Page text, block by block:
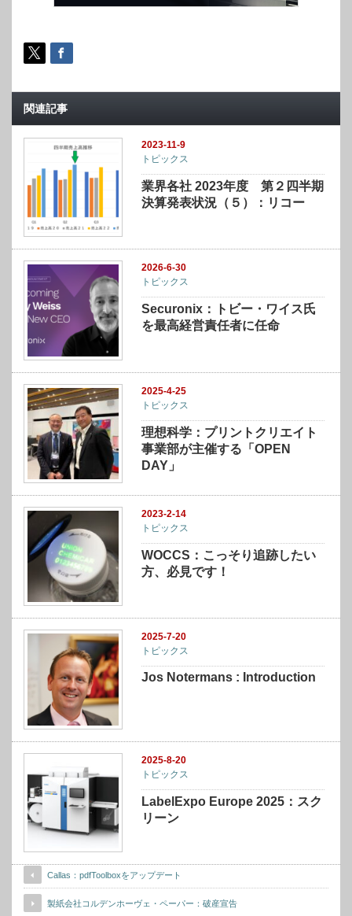
関連記事
2023-11-9
トピックス
業界各社 2023年度 第２四半期
決算発表状況（５）：リコー
2026-6-30
トピックス
Securonix：トビー・ワイス氏
を最高経営責任者に任命
2025-4-25
トピックス
理想科学：プリントクリエイト
事業部が主催する「OPEN
DAY」
2023-2-14
トピックス
WOCCS：こっそり追跡したい
方、必見です！
2025-7-20
トピックス
Jos Notermans : Introduction
2025-8-20
トピックス
LabelExpo Europe 2025：スク
リーン
Callas：pdfToolboxをアップデート
製紙会社コルデンホーヴェ・ペーパー：破産宣告